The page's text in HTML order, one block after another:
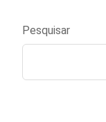
Pesquisar